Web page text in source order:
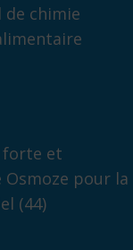
chimie
forte et
pour la
(44)